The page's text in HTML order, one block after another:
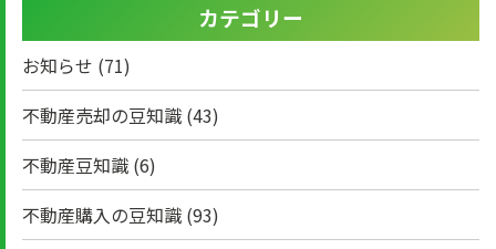
カテゴリー
お知らせ (71)
不動産売却の豆知識 (43)
不動産豆知識 (6)
不動産購入の豆知識 (93)